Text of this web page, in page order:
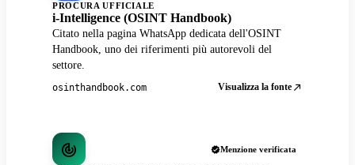
PROCURA UFFICIALE
i-Intelligence (OSINT Handbook)
Citato nella pagina WhatsApp dedicata dell'OSINT
Handbook, uno dei riferimenti più autorevoli del
settore.
osinthandbook.com Visualizza la fonte
Menzione verificata